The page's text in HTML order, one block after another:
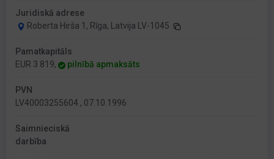
Juridiskā adrese
Roberta Hirša 1, Rīga, Latvija LV-1045
Pamatkapitāls
EUR 3 819,
pilnībā apmaksāts
PVN
LV40003255604 , 07.10.1996
Saimnieciskā
darbība